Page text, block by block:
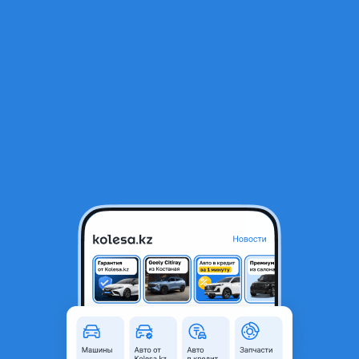
Стёкла фар на Ауди Q7 2005-2015 Алматы Костанай в наличии
Костанай, Костанайская